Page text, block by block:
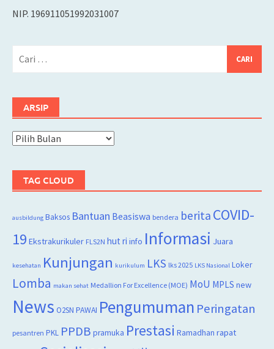
NIP. 196911051992031007
ARSIP
Arsip
TAG CLOUD
ausbildung Baksos Bantuan Beasiswa bendera berita COVID-
19 Ekstrakurikuler FLS2N hut ri info Informasi Juara
kesehatan Kunjungan kurikulum LKS lks 2025 LKS Nasional Loker
Lomba makan sehat Medallion For Excellence (MOE) MoU MPLS new
News O2SN PAWAI Pengumuman Peringatan
pesantren PKL PPDB pramuka Prestasi Ramadhan rapat